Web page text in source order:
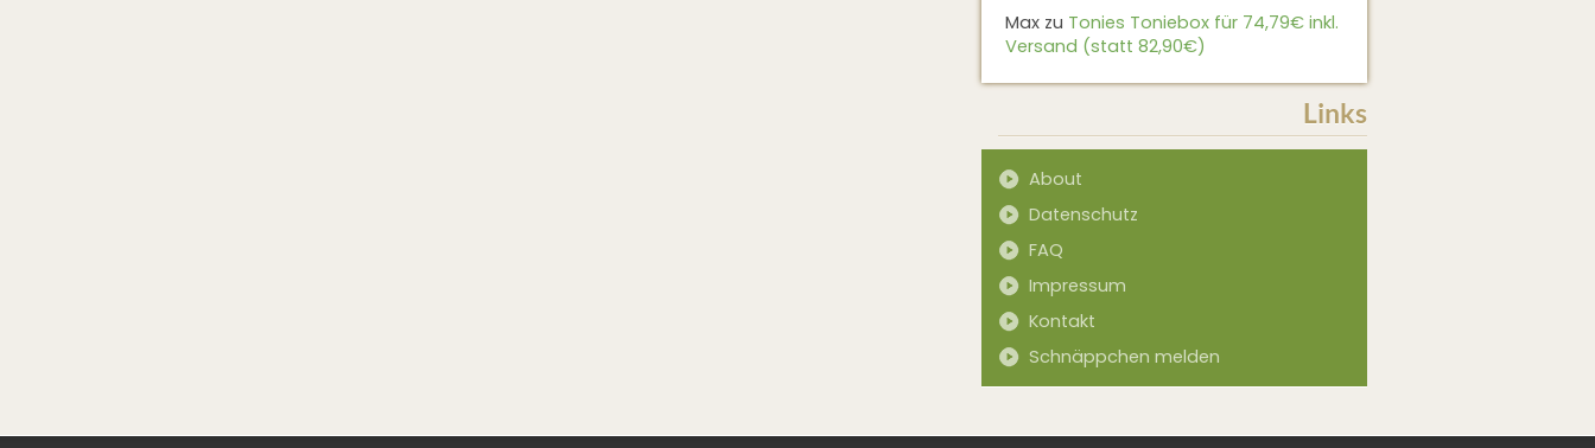
Max zu Tonies Toniebox für 74,79€ inkl.
Versand (statt 82,90€)
Links
About
Datenschutz
FAQ
Impressum
Kontakt
Schnäppchen melden